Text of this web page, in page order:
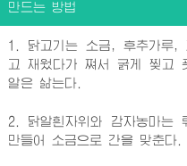
만드는 방법
1. 닭고기는 소금, 후추가루,
고 재웠다가 쪄서 굵게 찢고
알은 삶는다.
2. 닭알흰자위와 감자농마는
만들어 소금으로 간을 맞춘다.